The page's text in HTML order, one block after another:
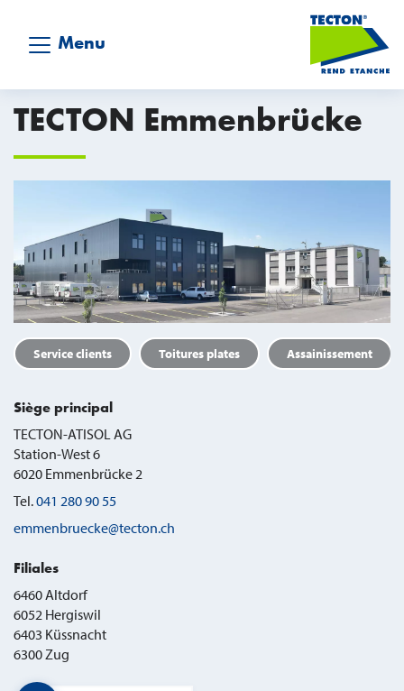
Menu
TECTON Emmenbrücke
Service clients Toitures plates Assainissement
Siège principal
TECTON-ATISOL AG
Station-West 6
6020 Emmenbrücke 2
Tel.041 280 90 55
emmenbruecke@tecton.ch
Filiales
6460 Altdorf
6052 Hergiswil
6403 Küssnacht
6300 Zug